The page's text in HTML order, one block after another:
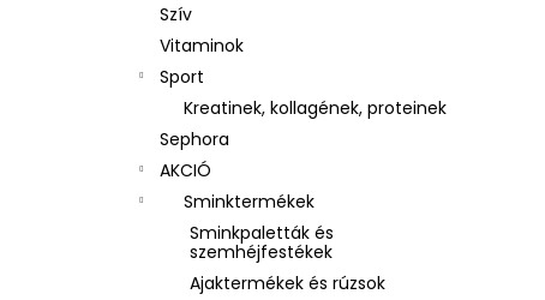
Szív
Vitaminok
Sport
Kreatinek, kollagének, proteinek
Sephora
AKCIÓ
Sminktermékek
Sminkpaletták és
szemhéjfestékek
Ajaktermékek és rúzsok